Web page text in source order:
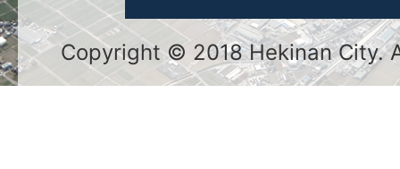
Copyright © 2018 Hekinan City.